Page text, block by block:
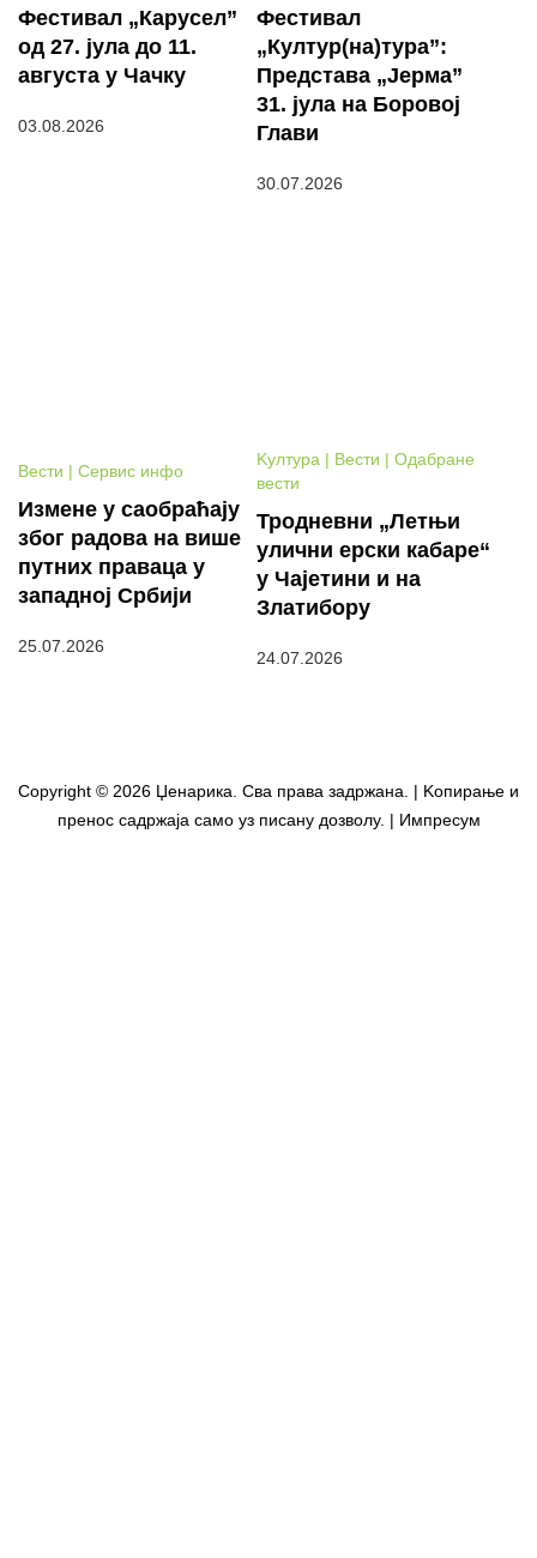
Фестивал „Карусел”
од 27. јула до 11.
августа у Чачку
03.08.2026
Фестивал
„Култур(на)тура”:
Представа „Јерма”
31. јула на Боровој
Глави
30.07.2026
Вести | Сервис инфо
Измене у саобраћају
због радова на више
путних праваца у
западној Србији
25.07.2026
Kултура | Вести | Одабране
вести
Тродневни „Летњи
улични ерски кабаре“
у Чајетини и на
Златибору
24.07.2026
Copyright © 2026 Џенарика. Сва права задржана. | Kопирање и
пренос садржаја само уз писану дозволу. | Импресум